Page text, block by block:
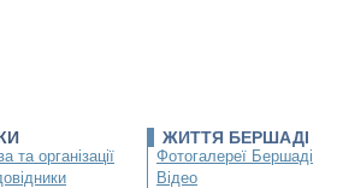
та організації
ЖИТТЯ БЕРШАДІ
Фотогалереї Бершаді
Відео